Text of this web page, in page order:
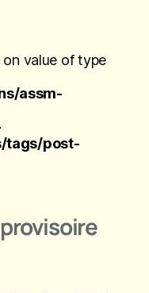
value of type
assm-
tags/post-